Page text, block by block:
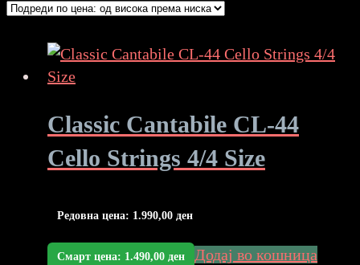
price:
to
Classic Cantabile CL-44
Cello Strings 4/4 Size
Редовна цена: 1.990,00 ден
Смарт цена: 1.490,00 ден Додај во кошница